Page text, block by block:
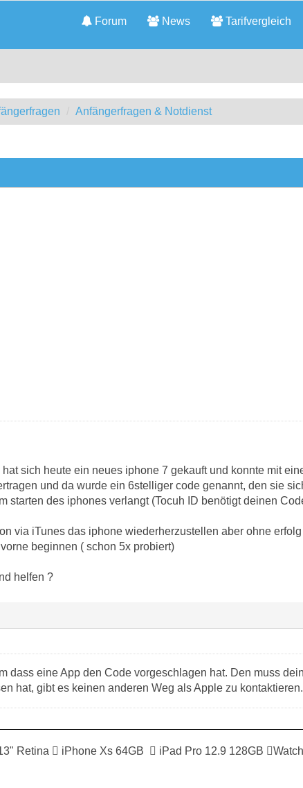
Forum News Tarifvergleich
Anfängerfragen & Notdienst
sich heute ein neues iphone 7 gekauft und konnte mit
und da wurde ein 6stelliger code genannt, den sie
starten des iphones verlangt (Tocuh ID benötigt deinen
via iTunes das iphone wiederherzustellen aber ohne
beginnen ( schon 5x probiert)
helfen ?
dass eine App den Code vorgeschlagen hat. Den muss
hat, gibt es keinen anderen Weg als Apple zu kontaktieren.
Retina  iPhone Xs 64GB  iPad Pro 12.9 128GB